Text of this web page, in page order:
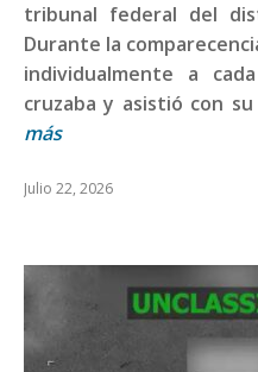
tribunal federal del
Durante la
individualmente a
cruzaba y asistió con su
más
Julio 22, 2026